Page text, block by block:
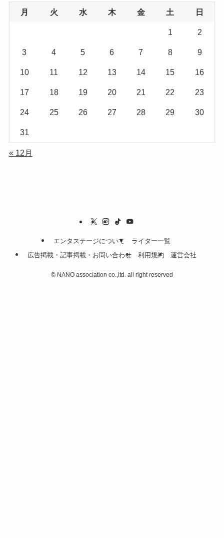
月 火 水 木 金 土 日
1 2
3 4 5 6 7 8 9
10 11 12 13 14 15 16
17 18 19 20 21 22 23
24 25 26 27 28 29 30
31
« 12月
エンタステージについて
ライター一覧
広告掲載・記事掲載・お問い合わせ
利用規約 運営会社
© NANO association co.,ltd. all right reserved